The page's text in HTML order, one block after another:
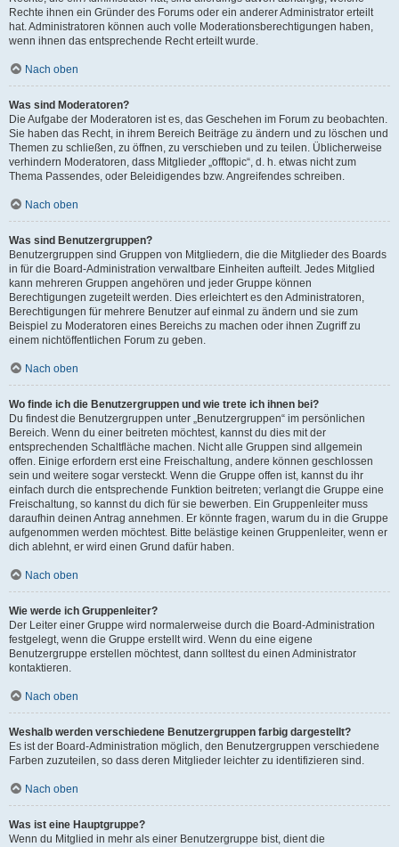
Rechte ihnen ein Gründer des Forums oder ein anderer Administrator erteilt
hat. Administratoren können auch volle Moderationsberechtigungen haben,
wenn ihnen das entsprechende Recht erteilt wurde.
Nach oben
Was sind Moderatoren?
Die Aufgabe der Moderatoren ist es, das Geschehen im Forum zu beobachten.
Sie haben das Recht, in ihrem Bereich Beiträge zu ändern und zu löschen und
Themen zu schließen, zu öffnen, zu verschieben und zu teilen. Üblicherweise
verhindern Moderatoren, dass Mitglieder „offtopic“, d. h. etwas nicht zum
Thema Passendes, oder Beleidigendes bzw. Angreifendes schreiben.
Nach oben
Was sind Benutzergruppen?
Benutzergruppen sind Gruppen von Mitgliedern, die die Mitglieder des Boards
in für die Board-Administration verwaltbare Einheiten aufteilt. Jedes Mitglied
kann mehreren Gruppen angehören und jeder Gruppe können
Berechtigungen zugeteilt werden. Dies erleichtert es den Administratoren,
Berechtigungen für mehrere Benutzer auf einmal zu ändern und sie zum
Beispiel zu Moderatoren eines Bereichs zu machen oder ihnen Zugriff zu
einem nichtöffentlichen Forum zu geben.
Nach oben
Wo finde ich die Benutzergruppen und wie trete ich ihnen bei?
Du findest die Benutzergruppen unter „Benutzergruppen“ im persönlichen
Bereich. Wenn du einer beitreten möchtest, kannst du dies mit der
entsprechenden Schaltfläche machen. Nicht alle Gruppen sind allgemein
offen. Einige erfordern erst eine Freischaltung, andere können geschlossen
sein und weitere sogar versteckt. Wenn die Gruppe offen ist, kannst du ihr
einfach durch die entsprechende Funktion beitreten; verlangt die Gruppe eine
Freischaltung, so kannst du dich für sie bewerben. Ein Gruppenleiter muss
daraufhin deinen Antrag annehmen. Er könnte fragen, warum du in die Gruppe
aufgenommen werden möchtest. Bitte belästige keinen Gruppenleiter, wenn er
dich ablehnt, er wird einen Grund dafür haben.
Nach oben
Wie werde ich Gruppenleiter?
Der Leiter einer Gruppe wird normalerweise durch die Board-Administration
festgelegt, wenn die Gruppe erstellt wird. Wenn du eine eigene
Benutzergruppe erstellen möchtest, dann solltest du einen Administrator
kontaktieren.
Nach oben
Weshalb werden verschiedene Benutzergruppen farbig dargestellt?
Es ist der Board-Administration möglich, den Benutzergruppen verschiedene
Farben zuzuteilen, so dass deren Mitglieder leichter zu identifizieren sind.
Nach oben
Was ist eine Hauptgruppe?
Wenn du Mitglied in mehr als einer Benutzergruppe bist, dient die